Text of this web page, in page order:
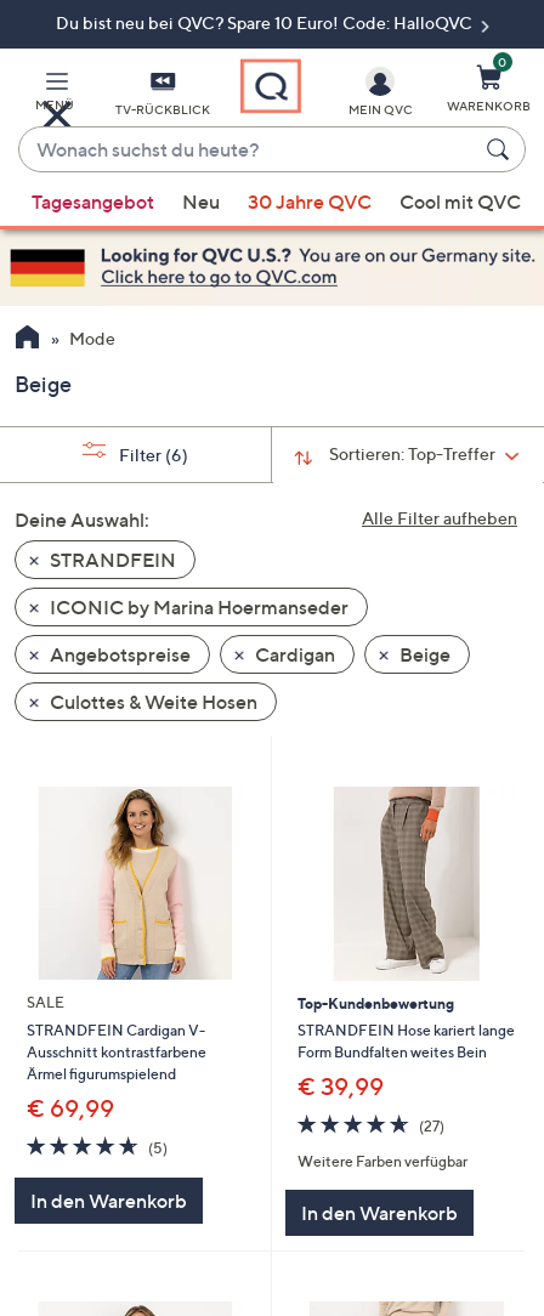
Du bist neu bei QVC? Spare 10 Euro! Code: HalloQVC
MENÜ TV-RÜCKBLICK
Wonach
suchst
du
heute?
Vorschläge
verfügbar
sind,
verwenden
Sie
Pfeiltasten
nach
und
nach
unten
oder
wischen
Sie
auf
Touch-
Geräten
anzuzeigen.
MEIN QVC
0
WARENKORB
Tagesangebot Neu 30 Jahre QVC Cool mit QVC
Mode
Beige
Sortieren:Top-Treffer
Filter (6)
Alle Filter aufheben
Deine Auswahl:
STRANDFEIN
ICONIC by Marina Hoermanseder
Angebotspreise
Cardigan
Beige
Culottes & Weite Hosen
SALE
STRANDFEIN Cardigan V-
Ausschnitt kontrastfarbene
Ärmel figurumspielend
€ 69,99
4.6
von
(5)5
In den Warenkorb
Top-Kundenbewertung
STRANDFEIN Hose kariert lange
Form Bundfalten weites Bein
€ 39,99
4.6
von
5
(27)27
Weitere Farben verfügbar
In den Warenkorb